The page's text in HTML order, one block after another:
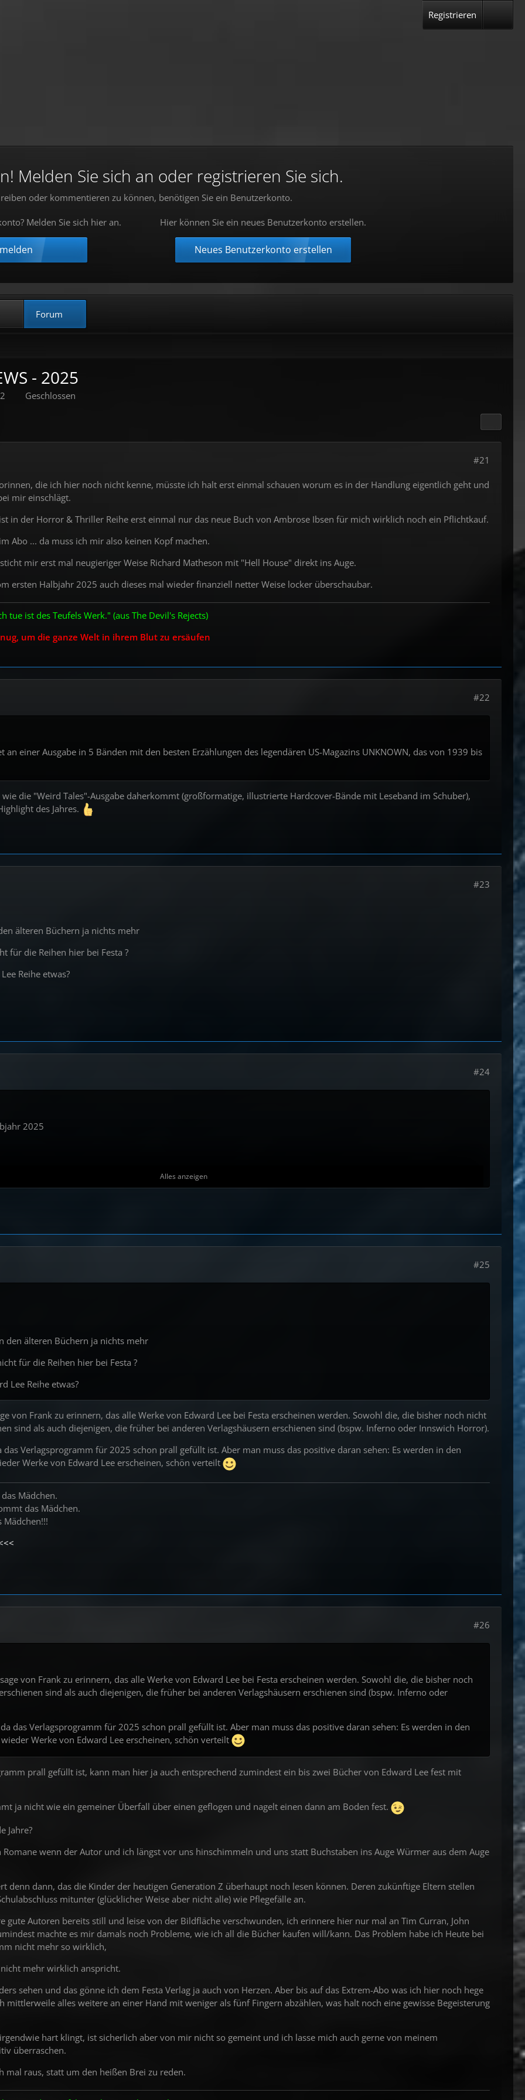
Melden Sie sich an oder registrieren Sie sich.
oder kommentieren zu können, benötigen Sie ein Benutzerkonto.
Melden Sie sich hier an. Hier können Sie ein neues Benutzerkonto erstellen.
Neues Benutzerkonto erstellen
Forum
Registrieren
- 2025
Geschlossen
#21
die ich hier noch nicht kenne, müsste ich halt erst einmal schauen worum es in der Handlung eigentlich geht und
mir einschlägt.
in der Horror & Thriller Reihe erst einmal nur das neue Buch von Ambrose Ibsen für mich wirklich noch ein Pflichtkauf.
Abo ... da muss ich mir also keinen Kopf machen.
mir erst mal neugieriger Weise Richard Matheson mit "Hell House" direkt ins Auge.
ersten Halbjahr 2025 auch dieses mal wieder finanziell netter Weise locker überschaubar.
tue ist des Teufels Werk." (aus The Devil's Rejects)
um die ganze Welt in ihrem Blut zu ersäufen
#22
an einer Ausgabe in 5 Bänden mit den besten Erzählungen des legendären US-Magazins UNKNOWN, das von 1939 bis
die "Weird Tales"-Ausgabe daherkommt (großformatige, illustrierte Hardcover-Bände mit Leseband im Schuber),
des Jahres.
#23
älteren Büchern ja nichts mehr
für die Reihen hier bei Festa ?
Reihe etwas?
#24
2025
the Dead
und limitiert auf 1.222 Exemplare)
die Diener der Hölle
Illustrierte, kommentierte Vorzugsausgabe
Eine Biografie - Limitiert auf 666 Exemplare
Halbjahr
Aickman
Alles anzeigen
#25
den älteren Büchern ja nichts mehr
für die Reihen hier bei Festa ?
Lee Reihe etwas?
von Frank zu erinnern, das alle Werke von Edward Lee bei Festa erscheinen werden. Sowohl die, die bisher noch nicht
sind als auch diejenigen, die früher bei anderen Verlagshäusern erschienen sind (bspw. Inferno oder Innswich Horror).
Verlagsprogramm für 2025 schon prall gefüllt ist. Aber man muss das positive daran sehen: Es werden in den
Werke von Edward Lee erscheinen, schön verteilt
Mädchen.
das Mädchen.
Mädchen!!!
#26
von Frank zu erinnern, das alle Werke von Edward Lee bei Festa erscheinen werden. Sowohl die, die bisher noch
sind als auch diejenigen, die früher bei anderen Verlagshäusern erschienen sind (bspw. Inferno oder
das Verlagsprogramm für 2025 schon prall gefüllt ist. Aber man muss das positive daran sehen: Es werden in den
Werke von Edward Lee erscheinen, schön verteilt
prall gefüllt ist, kann man hier ja auch entsprechend zumindest ein bis zwei Bücher von Edward Lee fest mit
ja nicht wie ein gemeiner Überfall über einen geflogen und nagelt einen dann am Boden fest.
Jahre?
Romane wenn der Autor und ich längst vor uns hinschimmeln und uns statt Buchstaben ins Auge Würmer aus dem Auge
denn dann, das die Kinder der heutigen Generation Z überhaupt noch lesen können. Deren zukünftige Eltern stellen
mitunter (glücklicher Weise aber nicht alle) wie Pflegefälle an.
gute Autoren bereits still und leise von der Bildfläche verschwunden, ich erinnere hier nur mal an Tim Curran, John
machte es mir damals noch Probleme, wie ich all die Bücher kaufen will/kann. Das Problem habe ich Heute bei
nicht mehr so wirklich,
mehr wirklich anspricht.
sehen und das gönne ich dem Festa Verlag ja auch von Herzen. Aber bis auf das Extrem-Abo was ich hier noch hege
mittlerweile alles weitere an einer Hand mit weniger als fünf Fingern abzählen, was halt noch eine gewisse Begeisterung
hart klingt, ist sicherlich aber von mir nicht so gemeint und ich lasse mich auch gerne von meinem
überraschen.
mal raus, statt um den heißen Brei zu reden.